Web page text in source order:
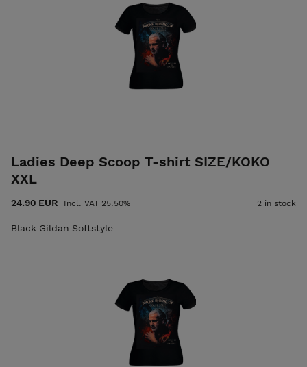
Ladies Deep Scoop T-shirt SIZE/KOKO
XXL
24.90 EUR Incl. VAT 25.50% 2 in stock
Black Gildan Softstyle